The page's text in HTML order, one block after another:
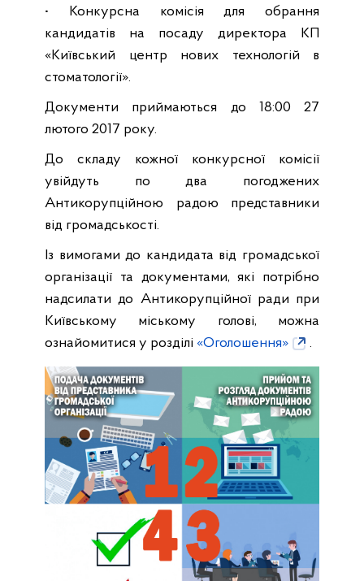
• Конкурсна комісія для обрання
кандидатів на посаду директора КП
«Київський центр нових технологій в
стоматології».
Документи приймаються до 18:00 27
лютого 2017 року.
До складу кожної конкурсної комісії
увійдуть по два погоджених
Антикорупційною радою представники
від громадськості.
Із вимогами до кандидата від громадської
організації та документами, які потрібно
надсилати до Антикорупційної ради при
Київському міському голові, можна
ознайомитися у розділі «Оголошення» .